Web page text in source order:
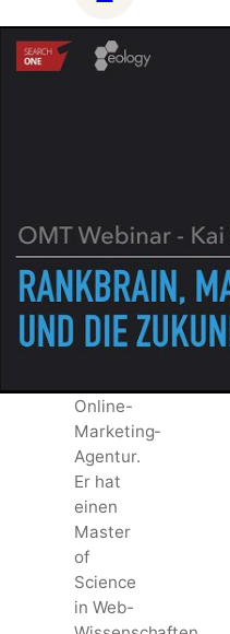
GESCHRIEBEN
VON
ist KI-
Forscher,
Autor
und
Head of
Online-
Marketing-
Agentur.
Er hat
einen
Master
of
Science
in Web-